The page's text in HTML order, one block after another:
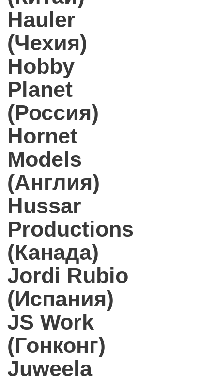
Hauler
(Чехия)
Hobby
Planet
(Россия)
Hornet
Models
(Англия)
Hussar
Productions
(Канада)
Jordi Rubio
(Испания)
JS Work
(Гонконг)
Juweela